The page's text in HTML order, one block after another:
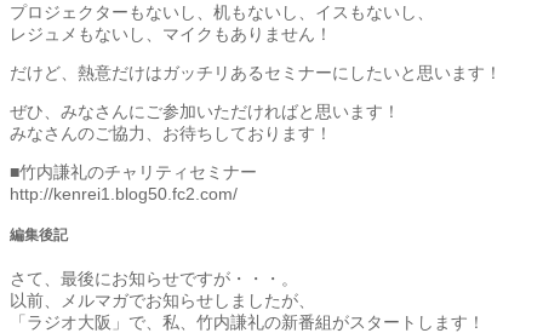
プロジェクターもないし、机もないし、イスもないし、
レジュメもないし、マイクもありません！
だけど、熱意だけはガッチリあるセミナーにしたいと思います！
ぜひ、みなさんにご参加いただければと思います！
みなさんのご協力、お待ちしております！
■竹内謙礼のチャリティセミナー
http://kenrei1.blog50.fc2.com/
編集後記
さて、最後にお知らせですが・・・。
以前、メルマガでお知らせしましたが、
「ラジオ大阪」で、私、竹内謙礼の新番組がスタートします！